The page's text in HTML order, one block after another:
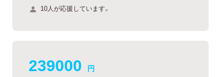
10人が応援しています。
239000 円